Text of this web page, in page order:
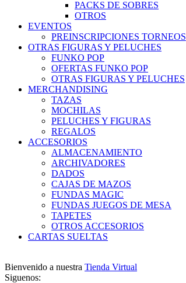
PACKS DE SOBRES
OTROS
EVENTOS
PREINSCRIPCIONES TORNEOS
OTRAS FIGURAS Y PELUCHES
FUNKO POP
OFERTAS FUNKO POP
OTRAS FIGURAS Y PELUCHES
MERCHANDISING
TAZAS
MOCHILAS
PELUCHES Y FIGURAS
REGALOS
ACCESORIOS
ALMACENAMIENTO
ARCHIVADORES
DADOS
CAJAS DE MAZOS
FUNDAS MAGIC
FUNDAS JUEGOS DE MESA
TAPETES
OTROS ACCESORIOS
CARTAS SUELTAS
Bienvenido a nuestra Tienda Virtual
Siguenos: